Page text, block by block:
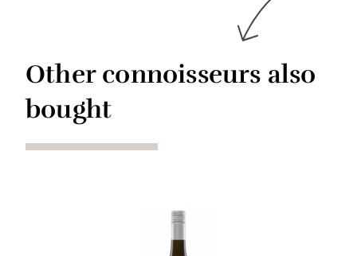
Other connoisseurs also
bought